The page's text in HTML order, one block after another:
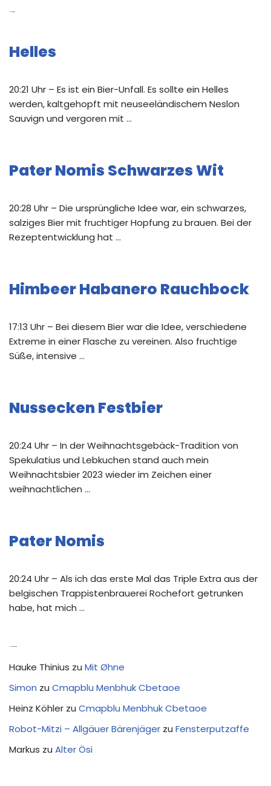
Helles
20:21 Uhr – Es ist ein Bier-Unfall. Es sollte ein Helles
werden, kaltgehopft mit neuseeländischem Neslon
Sauvign und vergoren mit …
Pater Nomis Schwarzes Wit
20:28 Uhr – Die ursprüngliche Idee war, ein schwarzes,
salziges Bier mit fruchtiger Hopfung zu brauen. Bei der
Rezeptentwicklung hat …
Himbeer Habanero Rauchbock
17:13 Uhr – Bei diesem Bier war die Idee, verschiedene
Extreme in einer Flasche zu vereinen. Also fruchtige
Süße, intensive …
Nussecken Festbier
20:24 Uhr – In der Weihnachtsgebäck-Tradition von
Spekulatius und Lebkuchen stand auch mein
Weihnachtsbier 2023 wieder im Zeichen einer
weihnachtlichen …
Pater Nomis
20:24 Uhr – Als ich das erste Mal das Triple Extra aus der
belgischen Trappistenbrauerei Rochefort getrunken
habe, hat mich …
Hauke Thinius zu Mit Øhne
Simon zu Cmapblu Menbhuk Cbetaoe
Heinz Köhler zu Cmapblu Menbhuk Cbetaoe
Robot-Mitzi – Allgäuer Bärenjäger zu Fensterputzaffe
Markus zu Alter Ösi